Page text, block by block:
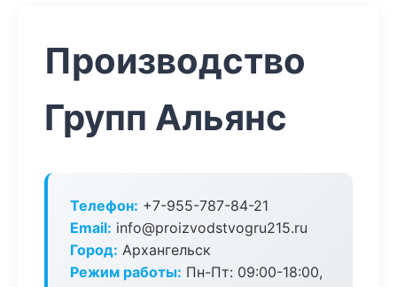
Производство
Групп Альянс
Телефон: +7-955-787-84-21
Email: info@proizvodstvogru215.ru
Город: Архангельск
Режим работы: Пн-Пт: 09:00-18:00,